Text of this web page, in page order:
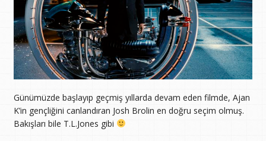
Günümüzde başlayıp geçmiş yıllarda devam eden filmde, Ajan
K’in gençliğini canlandıran Josh Brolin en doğru seçim olmuş.
Bakışları bile T.L.Jones gibi